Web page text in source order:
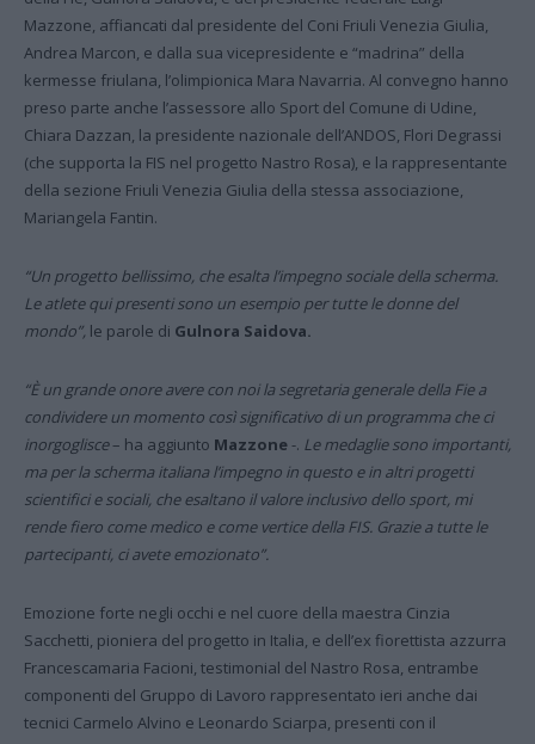
Mazzone, affiancati dal presidente del Coni Friuli Venezia Giulia,
Andrea Marcon, e dalla sua vicepresidente e “madrina” della
kermesse friulana, l’olimpionica Mara Navarria. Al convegno hanno
preso parte anche l’assessore allo Sport del Comune di Udine,
Chiara Dazzan, la presidente nazionale dell’ANDOS, Flori Degrassi
(che supporta la FIS nel progetto Nastro Rosa), e la rappresentante
della sezione Friuli Venezia Giulia della stessa associazione,
Mariangela Fantin.
“Un progetto bellissimo, che esalta l’impegno sociale della scherma.
Le atlete qui presenti sono un esempio per tutte le donne del
mondo”, le parole di Gulnora Saidova.
“È un grande onore avere con noi la segretaria generale della Fie a
condividere un momento così significativo di un programma che ci
inorgoglisce– ha aggiunto Mazzone-. Le medaglie sono importanti,
ma per la scherma italiana l’impegno in questo e in altri progetti
scientifici e sociali, che esaltano il valore inclusivo dello sport, mi
rende fiero come medico e come vertice della FIS. Grazie a tutte le
partecipanti, ci avete emozionato”.
Emozione forte negli occhi e nel cuore della maestra Cinzia
Sacchetti, pioniera del progetto in Italia, e dell’ex fiorettista azzurra
Francescamaria Facioni, testimonial del Nastro Rosa, entrambe
componenti del Gruppo di Lavoro rappresentato ieri anche dai
tecnici Carmelo Alvino e Leonardo Sciarpa, presenti con il